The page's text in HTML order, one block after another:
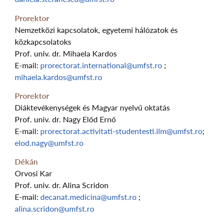
Prorektor
Nemzetközi kapcsolatok, egyetemi hálózatok és
közkapcsolatoks
Prof. univ. dr. Mihaela Kardos
E-mail: prorectorat.international@umfst.ro ;
mihaela.kardos@umfst.ro
Prorektor
Diáktevékenységek és Magyar nyelvű oktatás
Prof. univ. dr. Nagy Előd Ernő
E-mail: prorectorat.activitati-studentesti.ilm@umfst.ro;
elod.nagy@umfst.ro
Dékán
Orvosi Kar
Prof. univ. dr. Alina Scridon
E-mail: decanat.medicina@umfst.ro ;
alina.scridon@umfst.ro